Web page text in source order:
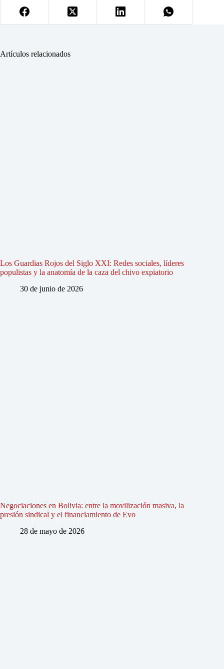
Artículos relacionados
Los Guardias Rojos del Siglo XXI: Redes sociales, líderes
populistas y la anatomía de la caza del chivo expiatorio
30 de junio de 2026
Negociaciones en Bolivia: entre la movilización masiva, la
presión sindical y el financiamiento de Evo
28 de mayo de 2026